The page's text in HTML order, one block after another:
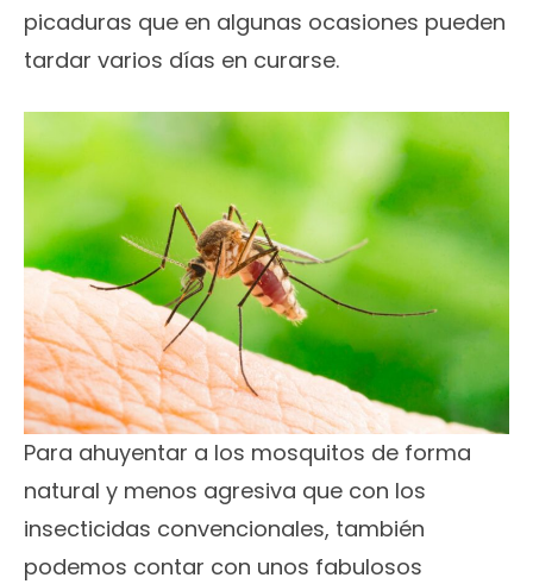
picaduras que en algunas ocasiones pueden
tardar varios días en curarse.
Para ahuyentar a los mosquitos de forma
natural y menos agresiva que con los
insecticidas convencionales, también
podemos contar con unos fabulosos